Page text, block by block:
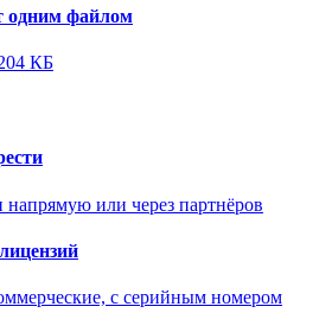
одним файлом
КБ
напрямую или через партнёров
с серийным номером